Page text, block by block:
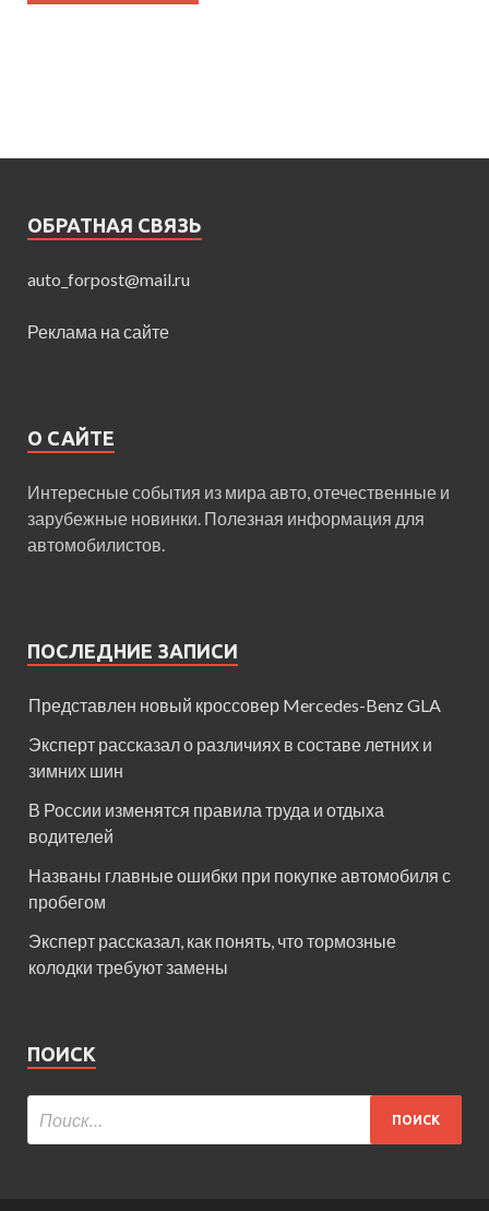
ОБРАТНАЯ СВЯЗЬ
auto_forpost@mail.ru
Реклама на сайте
О САЙТЕ
Интересные события из мира авто, отечественные и
зарубежные новинки. Полезная информация для
автомобилистов.
ПОСЛЕДНИЕ ЗАПИСИ
Представлен новый кроссовер Mercedes-Benz GLA
Эксперт рассказал о различиях в составе летних и
зимних шин
В России изменятся правила труда и отдыха
водителей
Названы главные ошибки при покупке автомобиля с
пробегом
Эксперт рассказал, как понять, что тормозные
колодки требуют замены
ПОИСК